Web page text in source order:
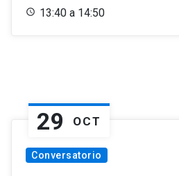
13:40 a 14:50
29 OCT
Conversatorio